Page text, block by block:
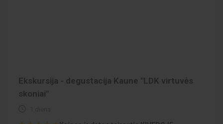
Ekskursija - degustacija Kaune "LDK virtuvės
skoniai"